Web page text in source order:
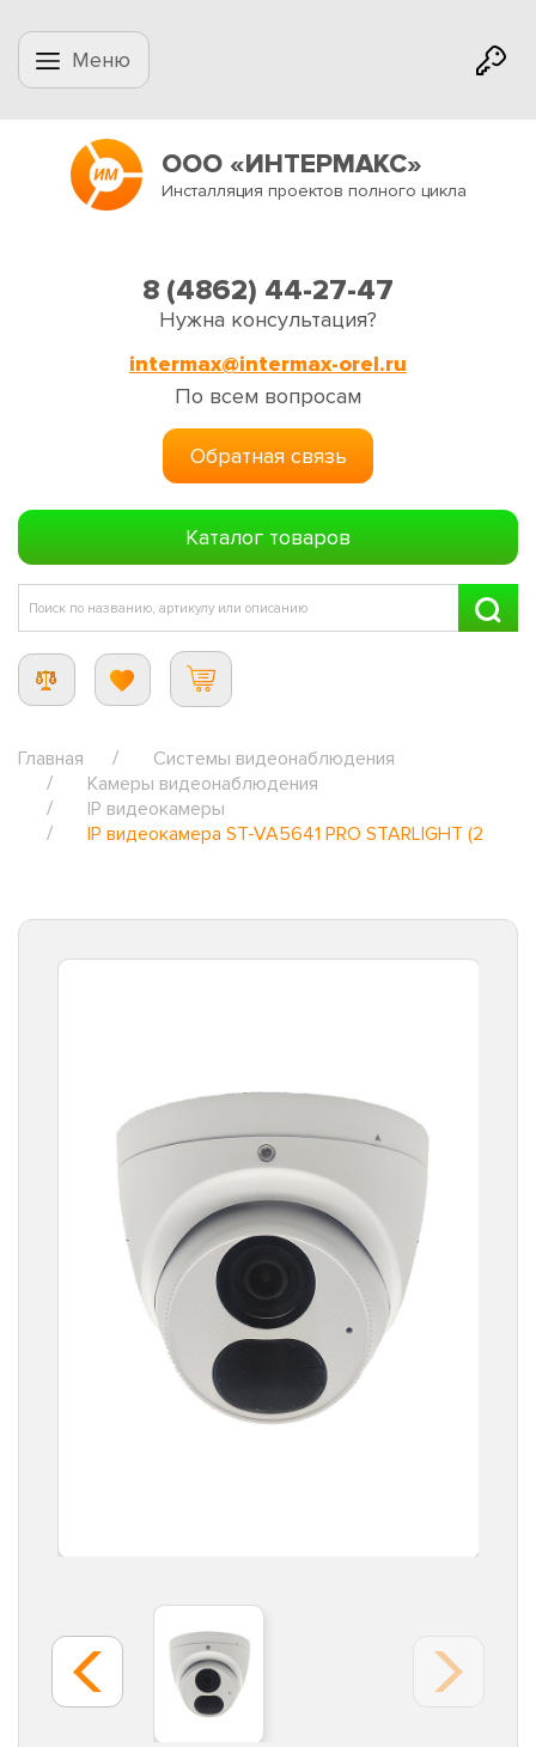
Меню
ООО «ИНТЕРМАКС»
Инсталляция проектов полного цикла
8 (4862) 44-27-47
Нужна консультация?
intermax@intermax-orel.ru
По всем вопросам
Обратная связь
Каталог товаров
Главная
Системы видеонаблюдения
Камеры видеонаблюдения
IP видеокамеры
IP видеокамера ST-VA5641 PRO STARLIGHT (2